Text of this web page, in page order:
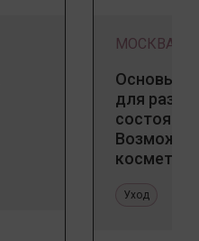
МОСКВА
Основы
для
Уход